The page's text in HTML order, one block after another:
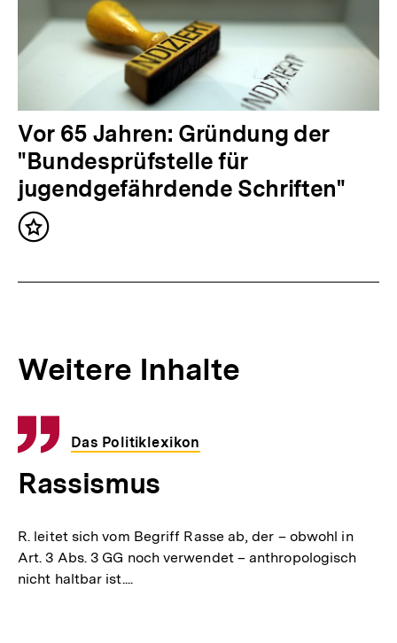
a
:
N
ä
c
h
s
I
n
a
l
t
Vor 65 Jahren: Gründung der
"Bundesprüfstelle für
jugendgefährdende Schriften"
Inhalt
Weitere Inhalte
Inhaltskarousell
für
weitere
Inhalte
Inhaltskarussell
überspringenDas Politiklexikon
Rassismus
R. leitet sich vom Begriff Rasse ab, der – obwohl in
Art. 3 Abs. 3 GG noch verwendet – anthropologisch
nicht haltbar ist....